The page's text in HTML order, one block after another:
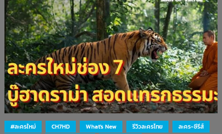
#ละครใหม่ CH7HD What's New รีวิวละครไทย
ละคร-ซีรีส์